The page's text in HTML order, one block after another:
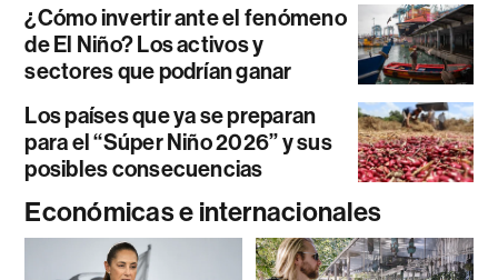
¿Cómo invertir ante el fenómeno
de El Niño? Los activos y
sectores que podrían ganar
Los países que ya se preparan
para el “Súper Niño 2026” y sus
posibles consecuencias
Económicas e internacionales